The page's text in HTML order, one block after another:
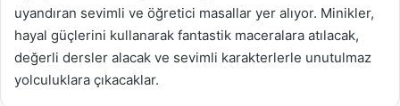
uyandıran sevimli ve öğretici masallar yer alıyor. Minikler,
hayal güçlerini kullanarak fantastik maceralara atılacak,
değerli dersler alacak ve sevimli karakterlerle unutulmaz
yolculuklara çıkacaklar.